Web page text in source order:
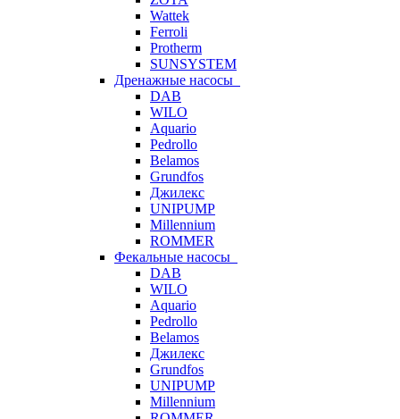
Wattek
Ferroli
Protherm
SUNSYSTEM
Дренажные насосы
DAB
WILO
Aquario
Pedrollo
Belamos
Grundfos
Джилекс
UNIPUMP
Millennium
ROMMER
Фекальные насосы
DAB
WILO
Aquario
Pedrollo
Belamos
Джилекс
Grundfos
UNIPUMP
Millennium